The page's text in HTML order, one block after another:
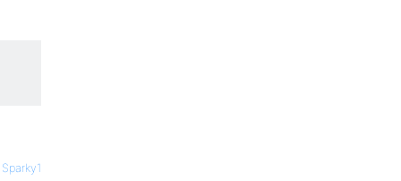
Sparky1